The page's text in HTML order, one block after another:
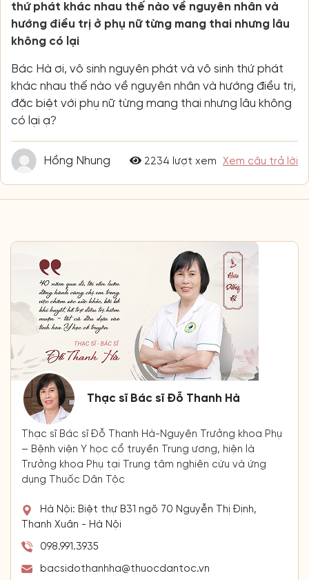
thứ phát khác nhau thế nào về nguyên nhân và
hướng điều trị ở phụ nữ từng mang thai nhưng lâu
không có lại
Bác Hà ơi, vô sinh nguyên phát và vô sinh thứ phát
khác nhau thế nào về nguyên nhân và hướng điều trị,
đặc biệt với phụ nữ từng mang thai nhưng lâu không
có lại ạ?
Hồng Nhung 2234 lượt xem Xem câu trả lời
Thạc sĩ Bác sĩ Đỗ Thanh Hà
Thạc sĩ Bác sĩ Đỗ Thanh Hà-Nguyên Trưởng khoa Phụ
– Bệnh viện Y học cổ truyền Trung ương, hiện là
Trưởng khoa Phụ tại Trung tâm nghiên cứu và ứng
dụng Thuốc Dân Tộc
Hà Nội: Biệt thự B31 ngõ 70 Nguyễn Thị Định,
Thanh Xuân - Hà Nội
098.991.3935
bacsidothanhha@thuocdantoc.vn